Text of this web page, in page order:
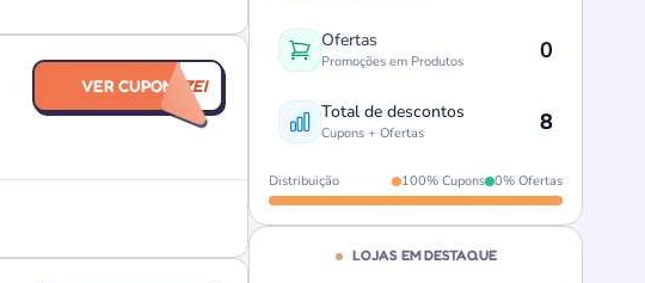
VER CUPOM
ECONOMIZEI
Ofertas
Promoções em Produtos 0
Total de descontos
Cupons + Ofertas 8
Distribuição 100% Cupons 0% Ofertas
LOJAS EM DESTAQUE